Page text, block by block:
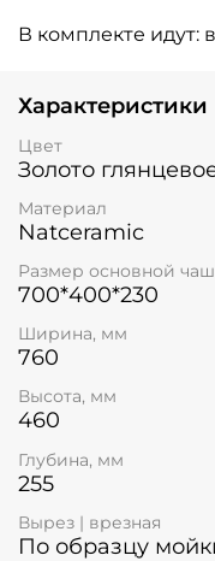
В комплекте идут:
Характеристики
Цвет
Золото
Материал
Natceramic
Размер основной
700*400*230
Ширина, мм
760
Высота, мм
460
Глубина, мм
255
Вырез | врезная
По образцу